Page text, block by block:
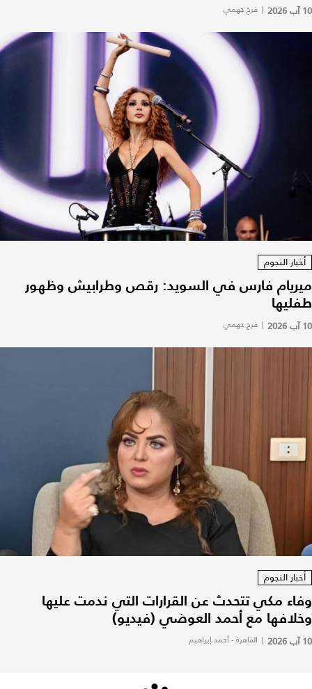
10 آب 2026 | فرح جهمي
أخبار النجوم
ميريام فارس في السويد: رقص وطرابيش وظهور
طفليها
10 آب 2026 | فرح جهمي
أخبار النجوم
وفاء مكي تتحدث عن القرارات التي ندمت عليها
وخلافها مع أحمد العوضي (فيديو)
10 آب 2026 | القاهرة - أحمد إبراهيم